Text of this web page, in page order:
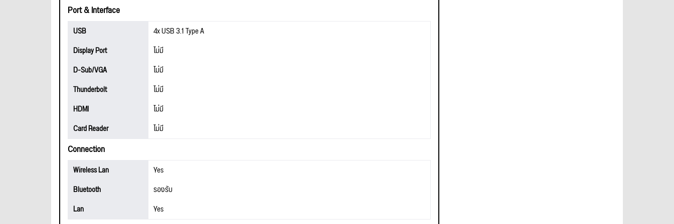
Port & Interface
USB
4x USB 3.1 Type A
Display Port
ไม่มี
D-Sub/VGA
ไม่มี
Thunderbolt
ไม่มี
HDMI
ไม่มี
Card Reader
ไม่มี
Connection
Wireless Lan
Yes
Bluetooth
รองรับ
Lan
Yes